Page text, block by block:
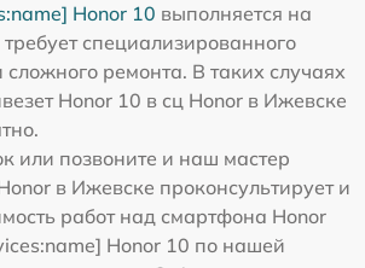
Honor 10 выполняется на
специализированного
ремонта. В таких случаях
Honor 10 в сц Honor в Ижевске
или позвоните и наш мастер
в Ижевске проконсультирует и
работ над смартфона Honor
Honor 10 по нашей